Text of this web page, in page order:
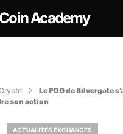
Coin Academy
Le PDG de Silvergate
son action
ACTUALITÉS EXCHANGES